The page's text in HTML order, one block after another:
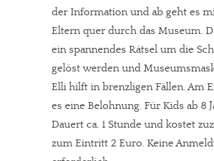
der Information und ab geht es
Eltern quer durch das Museum.
ein spannendes Rätsel um die
gelöst werden und
Elli hilft in brenzligen Fällen. Am
es eine Belohnung. Für Kids ab 8
Dauert ca. 1 Stunde und kostet
zum Eintritt 2 Euro. Keine